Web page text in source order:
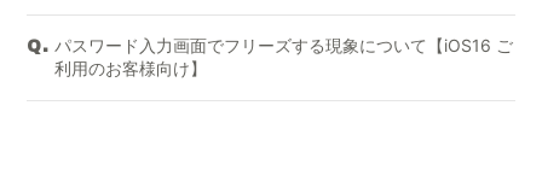
Q. パスワード入力画面でフリーズする現象について【iOS16 ご
利用のお客様向け】